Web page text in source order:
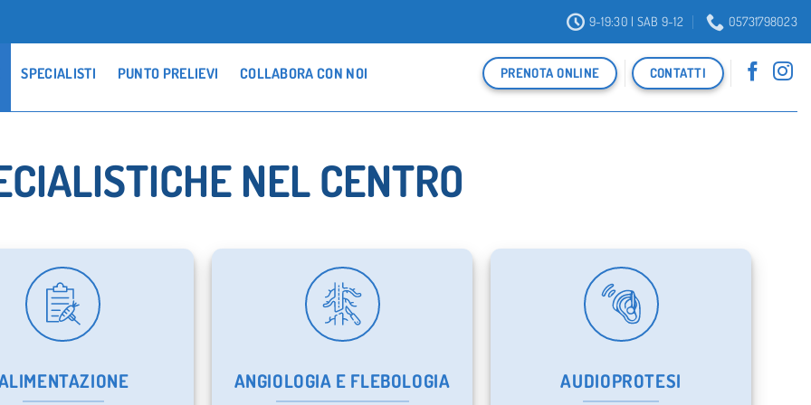
9-19:30 | SAB 9-12 05731798023
SPECIALISTI PUNTO PRELIEVI COLLABORA CON NOI PRENOTA ONLINE CONTATTI
NEL CENTRO
ANGIOLOGIA E FLEBOLOGIA AUDIOPROTESI